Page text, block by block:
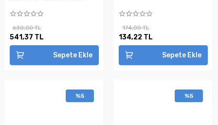
630,00 TL
541,37 TL
Sepete Ekle
174,00 TL
134,22 TL
Sepete Ekle
%5 %5